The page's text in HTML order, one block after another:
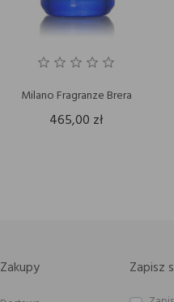
Milano Fragranze Brera
465,00 zł
Zakupy Zapisz